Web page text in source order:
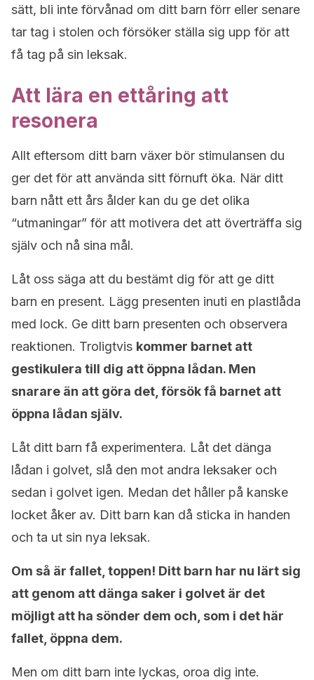
sätt, bli inte förvånad om ditt barn förr eller senare
tar tag i stolen och försöker ställa sig upp för att
få tag på sin leksak.
Att lära en ettåring att
resonera
Allt eftersom ditt barn växer bör stimulansen du
ger det för att använda sitt förnuft öka. När ditt
barn nått ett års ålder kan du ge det olika
“utmaningar” för att motivera det att överträffa sig
själv och nå sina mål.
Låt oss säga att du bestämt dig för att ge ditt
barn en present. Lägg presenten inuti en plastlåda
med lock. Ge ditt barn presenten och observera
reaktionen. Troligtvis kommer barnet att
gestikulera till dig att öppna lådan. Men
snarare än att göra det, försök få barnet att
öppna lådan själv.
Låt ditt barn få experimentera. Låt det dänga
lådan i golvet, slå den mot andra leksaker och
sedan i golvet igen. Medan det håller på kanske
locket åker av. Ditt barn kan då sticka in handen
och ta ut sin nya leksak.
Om så är fallet, toppen! Ditt barn har nu lärt sig
att genom att dänga saker i golvet är det
möjligt att ha sönder dem och, som i det här
fallet, öppna dem.
Men om ditt barn inte lyckas, oroa dig inte.